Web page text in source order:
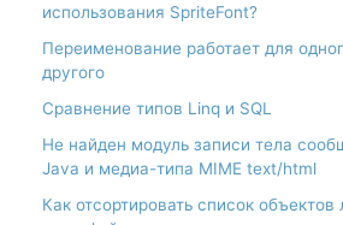
использования SpriteFont?
Переименование работает для
другого
Сравнение типов Linq и SQL
Не найден модуль записи тела
Java и медиа-типа MIME text/html
Как отсортировать список объектов